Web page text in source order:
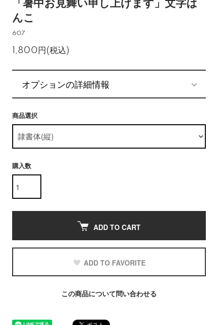
「暑中お見舞い申し上げます」文字は
んこ
607
1,800円(税込)
オプションの詳細情報
商品選択
購入数
ADD TO CART
ADD TO FAVORITE
この商品について問い合わせる